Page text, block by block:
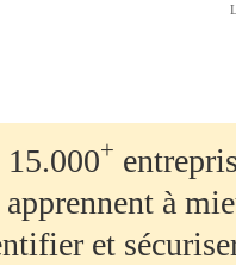
15.000+
apprennent à
et